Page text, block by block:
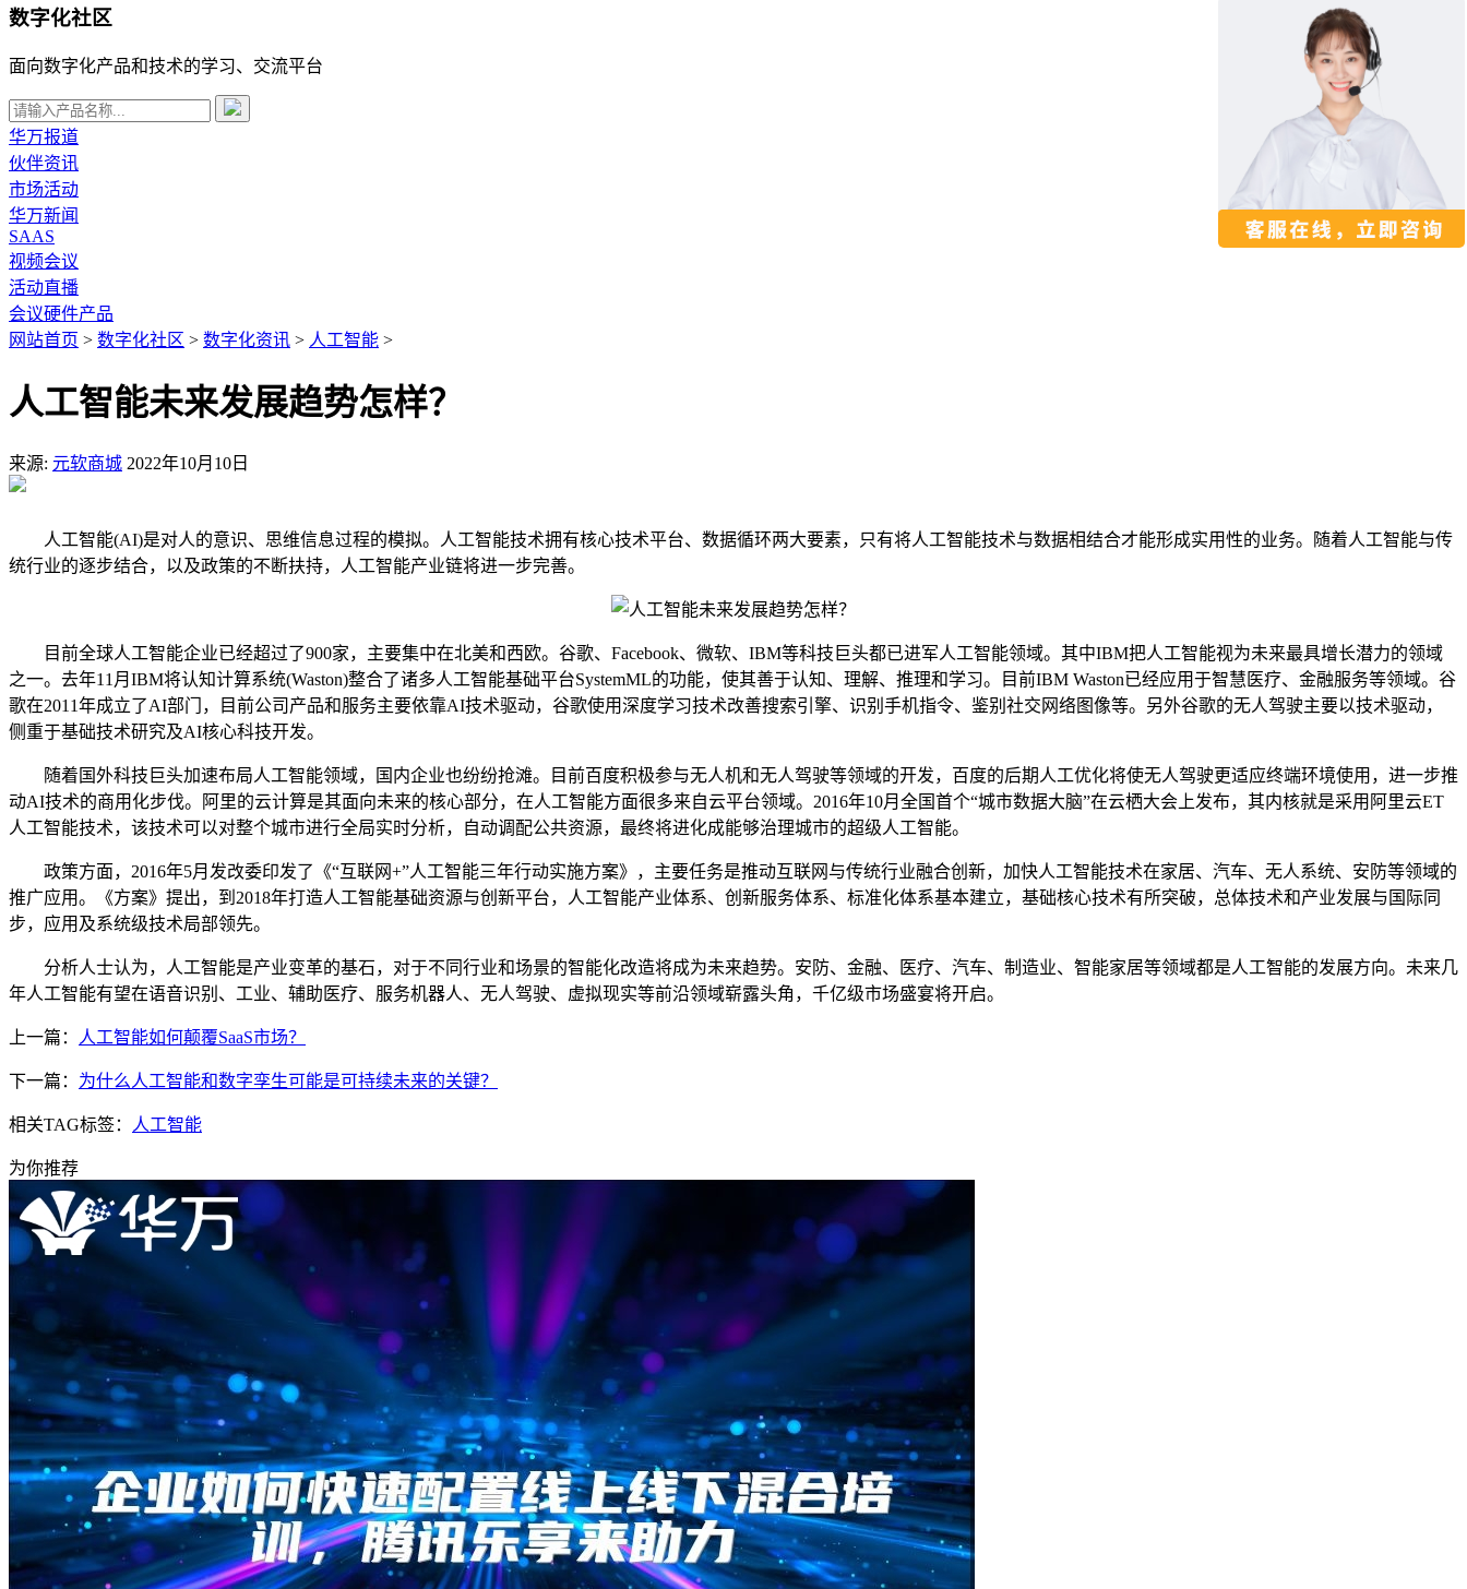
数字化社区
面向数字化产品和技术的学习、交流平台
华万报道
伙伴资讯
市场活动
华万新闻
SAAS
视频会议
活动直播
会议硬件产品
网站首页 > 数字化社区 > 数字化资讯 > 人工智能 >
人工智能未来发展趋势怎样？
来源: 元软商城 2022年10月10日
人工智能(AI)是对人的意识、思维信息过程的模拟。人工智能技术拥有核心技术平台、数据循环两大要素，只有将人工智能技术与数据相结合才能形成实用性的业务。随着人工智能与传
统行业的逐步结合，以及政策的不断扶持，人工智能产业链将进一步完善。
目前全球人工智能企业已经超过了900家，主要集中在北美和西欧。谷歌、Facebook、微软、IBM等科技巨头都已进军人工智能领域。其中IBM把人工智能视为未来最具增长潜力的领域
之一。去年11月IBM将认知计算系统(Waston)整合了诸多人工智能基础平台SystemML的功能，使其善于认知、理解、推理和学习。目前IBM Waston已经应用于智慧医疗、金融服务等领域。谷
歌在2011年成立了AI部门，目前公司产品和服务主要依靠AI技术驱动，谷歌使用深度学习技术改善搜索引擎、识别手机指令、鉴别社交网络图像等。另外谷歌的无人驾驶主要以技术驱动，
侧重于基础技术研究及AI核心科技开发。
随着国外科技巨头加速布局人工智能领域，国内企业也纷纷抢滩。目前百度积极参与无人机和无人驾驶等领域的开发，百度的后期人工优化将使无人驾驶更适应终端环境使用，进一步推
动AI技术的商用化步伐。阿里的云计算是其面向未来的核心部分，在人工智能方面很多来自云平台领域。2016年10月全国首个“城市数据大脑”在云栖大会上发布，其内核就是采用阿里云ET
人工智能技术，该技术可以对整个城市进行全局实时分析，自动调配公共资源，最终将进化成能够治理城市的超级人工智能。
政策方面，2016年5月发改委印发了《“互联网+”人工智能三年行动实施方案》，主要任务是推动互联网与传统行业融合创新，加快人工智能技术在家居、汽车、无人系统、安防等领域的
推广应用。《方案》提出，到2018年打造人工智能基础资源与创新平台，人工智能产业体系、创新服务体系、标准化体系基本建立，基础核心技术有所突破，总体技术和产业发展与国际同
步，应用及系统级技术局部领先。
分析人士认为，人工智能是产业变革的基石，对于不同行业和场景的智能化改造将成为未来趋势。安防、金融、医疗、汽车、制造业、智能家居等领域都是人工智能的发展方向。未来几
年人工智能有望在语音识别、工业、辅助医疗、服务机器人、无人驾驶、虚拟现实等前沿领域崭露头角，千亿级市场盛宴将开启。
上一篇： 人工智能如何颠覆SaaS市场？
下一篇： 为什么人工智能和数字孪生可能是可持续未来的关键？
相关TAG标签： 人工智能
为你推荐